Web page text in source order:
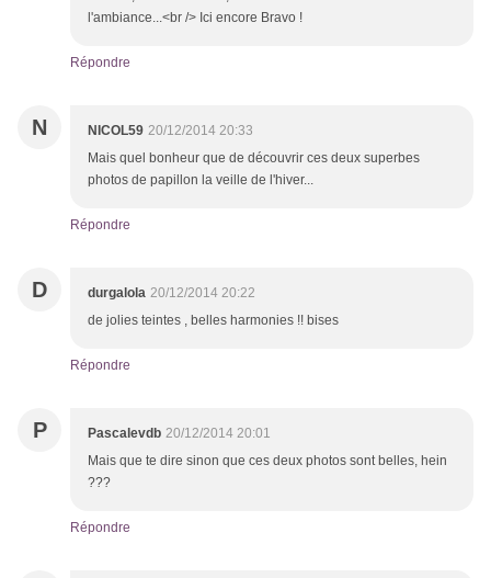
l'ambiance...<br /> Ici encore Bravo !
Répondre
N NICOL59 20/12/2014 20:33
Mais quel bonheur que de découvrir ces deux superbes
photos de papillon la veille de l'hiver...
Répondre
D durgalola 20/12/2014 20:22
de jolies teintes , belles harmonies !! bises
Répondre
P Pascalevdb 20/12/2014 20:01
Mais que te dire sinon que ces deux photos sont belles, hein
???
Répondre